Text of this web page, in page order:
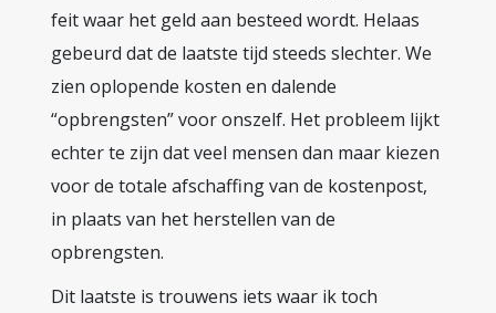
feit waar het geld aan besteed wordt. Helaas
gebeurd dat de laatste tijd steeds slechter. We
zien oplopende kosten en dalende
“opbrengsten” voor onszelf. Het probleem lijkt
echter te zijn dat veel mensen dan maar kiezen
voor de totale afschaffing van de kostenpost,
in plaats van het herstellen van de
opbrengsten.
Dit laatste is trouwens iets waar ik toch